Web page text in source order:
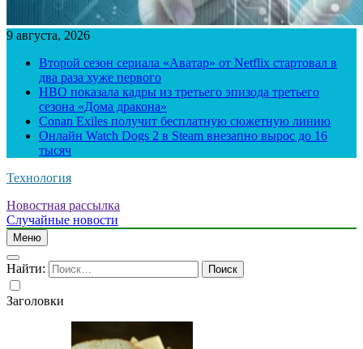
9 августа, 2026
Второй сезон сериала «Аватар» от Netflix стартовал в
два раза хуже первого
HBO показала кадры из третьего эпизода третьего
сезона «Дома дракона»
Conan Exiles получит бесплатную сюжетную линию
Онлайн Watch Dogs 2 в Steam внезапно вырос до 16
тысяч
Технология
Новостная рассылка
Случайные новости
Меню
Найти:
Заголовки